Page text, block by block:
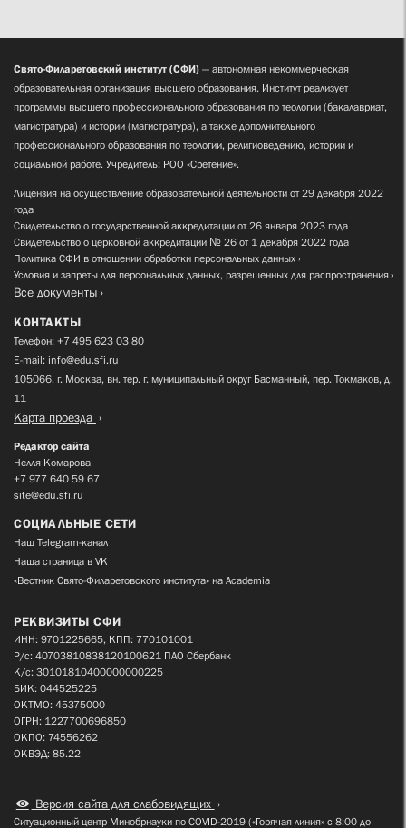
Свято-Филаретовский институт (СФИ) — автономная некоммерческая
образовательная организация высшего образования. Институт реализует
программы высшего профессионального образования по теологии (бакалавриат,
магистратура) и истории (магистратура), а также дополнительного
профессионального образования по теологии, религиоведению, истории и
социальной работе. Учредитель: РОО «Сретение».
Лицензия на осуществление образовательной деятельности от 29 декабря 2022
года
Свидетельство о государственной аккредитации от 26 января 2023 года
Свидетельство о церковной аккредитации № 26 от 1 декабря 2022 года
Политика СФИ в отношении обработки персональных данных
Условия и запреты для персональных данных, разрешенных для распространения
Все документы
КОНТАКТЫ
Телефон: +7 495 623 03 80
E-mail: info@edu.sfi.ru
105066, г. Москва, вн. тер. г. муниципальный округ Басманный, пер. Токмаков, д.
11
Карта проезда
Редактор сайта
Нелля Комарова
+7 977 640 59 67
site@edu.sfi.ru
СОЦИАЛЬНЫЕ СЕТИ
Наш Telegram-канал
Наша страница в VK
«Вестник Свято-Филаретовского института» на Academia
РЕКВИЗИТЫ СФИ
ИНН: 9701225665, КПП: 770101001
Р/с: 40703810838120100621 ПАО Сбербанк
К/с: 30101810400000000225
БИК: 044525225
ОКТМО: 45375000
ОГРН: 1227700696850
ОКПО: 74556262
ОКВЭД: 85.22
Версия сайта для слабовидящих
Ситуационный центр Минобрнауки по COVID-2019 («Горячая линия» с 8:00 до